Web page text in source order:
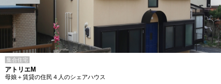
集合住宅
アトリエM
母娘＋賃貸の住民４人のシェアハウス